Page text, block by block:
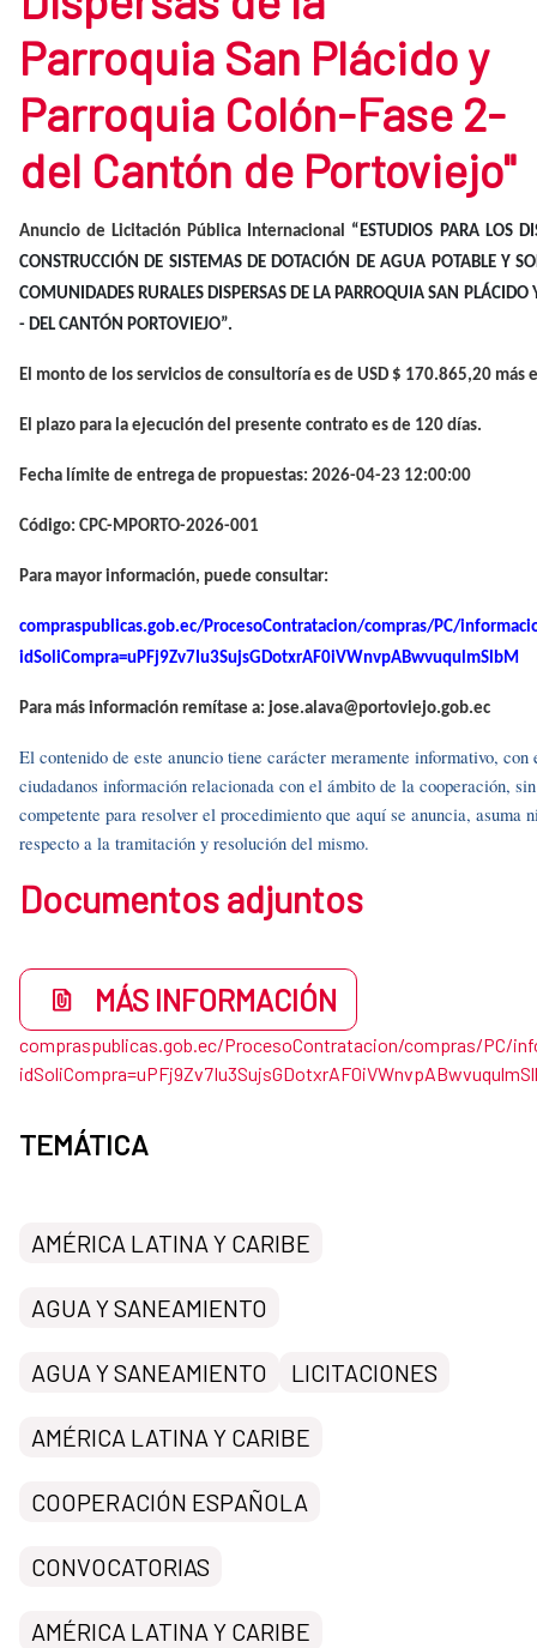
Parroquia San Plácido y
Parroquia Colón-Fase 2-
del Cantón de Portoviejo"
Anuncio de Licitación Pública Internacional “ESTUDIOS PARA LOS
CONSTRUCCIÓN DE SISTEMAS DE DOTACIÓN DE AGUA POTABLE Y
COMUNIDADES RURALES DISPERSAS DE LA PARROQUIA SAN PLÁCIDO
- DEL CANTÓN PORTOVIEJO”.
El monto de los servicios de consultoría es de USD $ 170.865,20 más
El plazo para la ejecución del presente contrato es de 120 días.
Fecha límite de entrega de propuestas: 2026-04-23 12:00:00
Código: CPC-MPORTO-2026-001
Para mayor información, puede consultar:
compraspublicas.gob.ec/ProcesoContratacion/compras/PC/
idSoliCompra=uPFj9Zv7Iu3SujsGDotxrAF0iVWnvpABwvuqulmSlbM
Para más información remítase a: jose.alava@portoviejo.gob.ec
El contenido de este anuncio tiene carácter meramente informativo,
ciudadanos información relacionada con el ámbito de la cooperación,
competente para resolver el procedimiento que aquí se anuncia, asuma
respecto a la tramitación y resolución del mismo.
Documentos adjuntos
MÁS INFORMACIÓN
compraspublicas.gob.ec/ProcesoContratacion/compras/PC/
TEMÁTICA
AMÉRICA LATINA Y CARIBE
AGUA Y SANEAMIENTO
AGUA Y SANEAMIENTO LICITACIONES
AMÉRICA LATINA Y CARIBE
COOPERACIÓN ESPAÑOLA
CONVOCATORIAS
AMÉRICA LATINA Y CARIBE